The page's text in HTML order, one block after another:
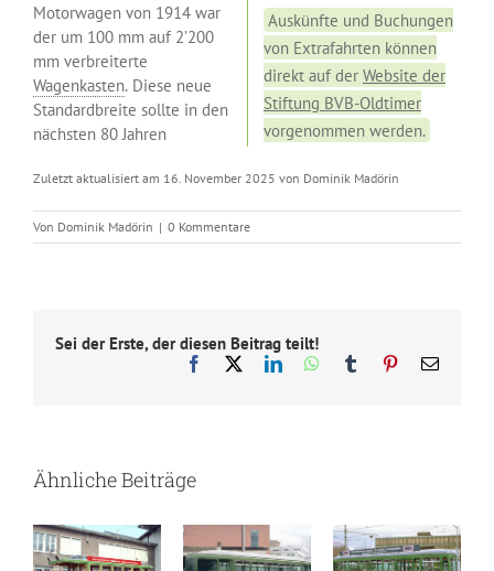
Motorwagen von 1914 war
der um 100 mm auf 2’200
mm verbreiterte
Wagenkasten. Diese neue
Standardbreite sollte in den
nächsten 80 Jahren
Auskünfte und Buchungen
von Extrafahrten können
direkt auf der Website der
Stiftung BVB-Oldtimer
vorgenommen werden.
Zuletzt aktualisiert am 16. November 2025 von Dominik Madörin
Von Dominik Madörin | 0 Kommentare
Sei der Erste, der diesen Beitrag teilt!
Facebook LinkedInWhatsApp
Tumblr Pinterest
E-
Ähnliche Beiträge